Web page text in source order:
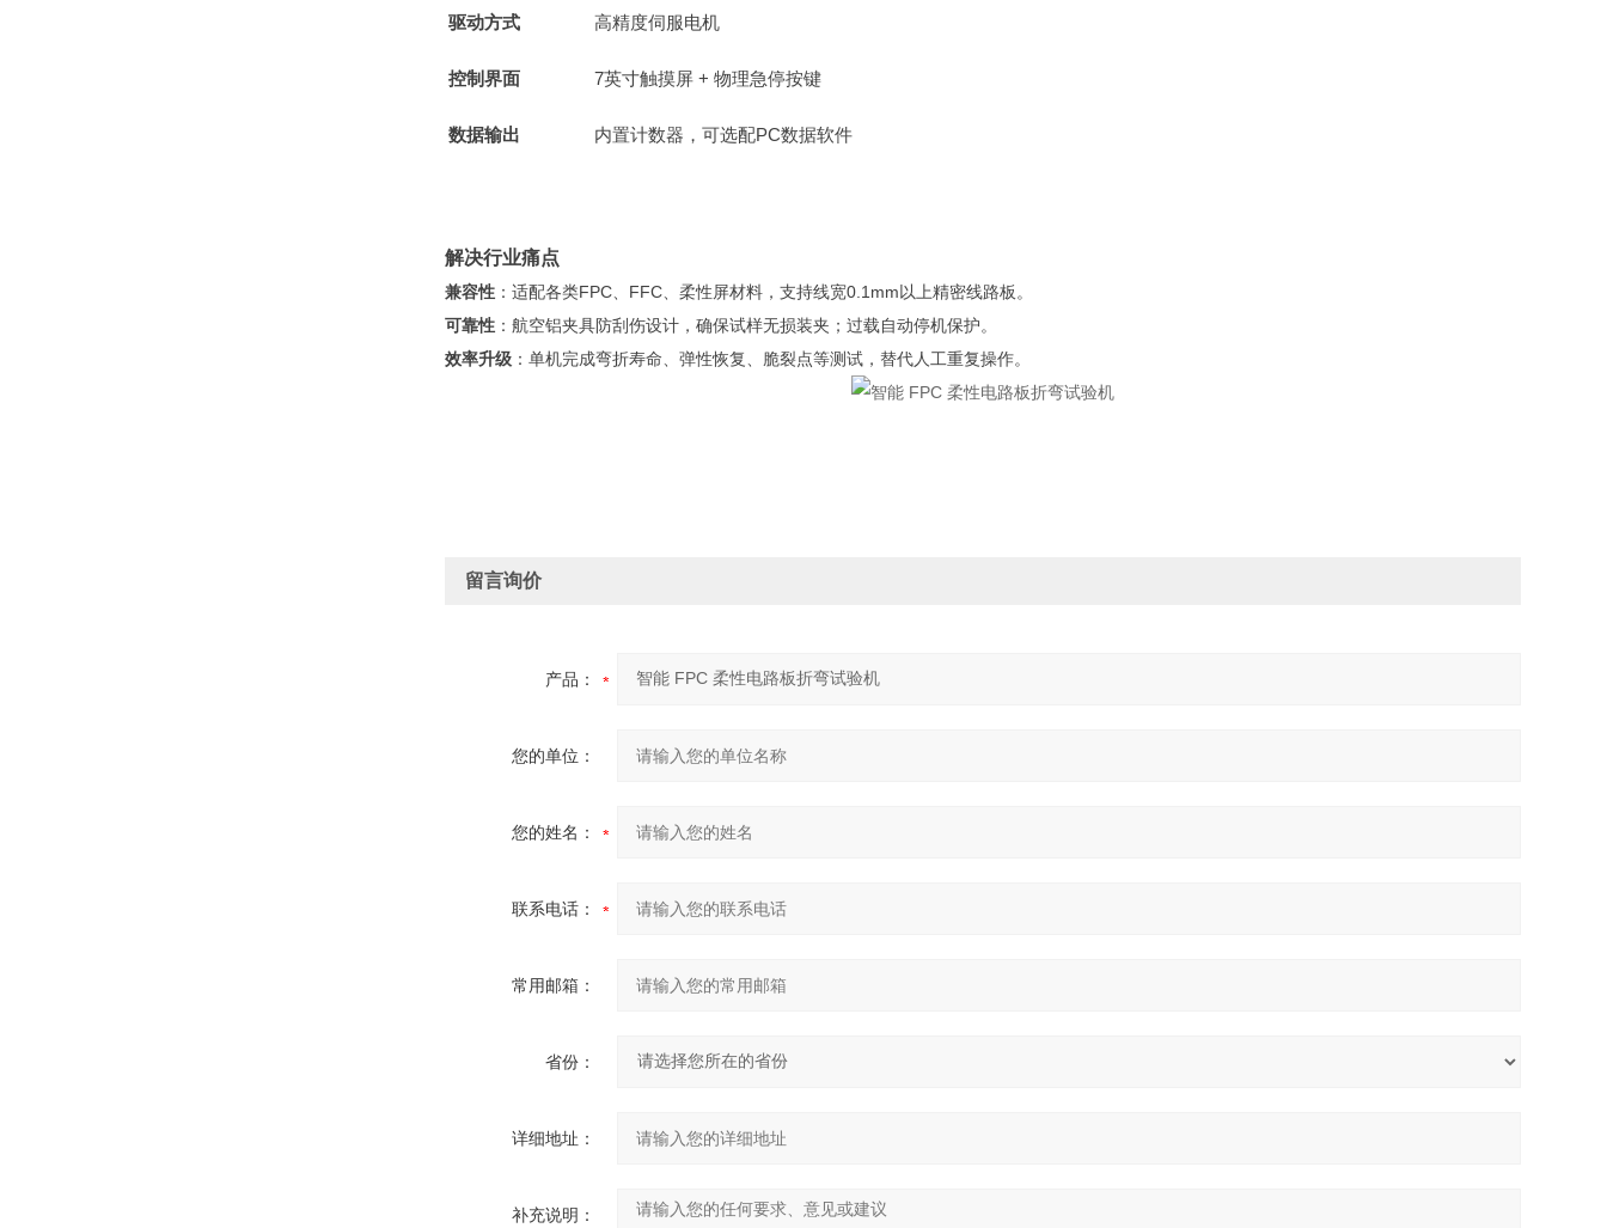
驱动方式 高精度伺服电机
控制界面 7英寸触摸屏 + 物理急停按键
数据输出 内置计数器，可选配PC数据软件
解决行业痛点
兼容性 ：适配各类FPC、FFC、柔性屏材料，支持线宽0.1mm以上精密线路板。
可靠性 ：航空铝夹具防刮伤设计，确保试样无损装夹；过载自动停机保护。
效率升级 ：单机完成弯折寿命、弹性恢复、脆裂点等测试，替代人工重复操作。
留言询价
产品：
您的单位：
您的姓名：
联系电话：
常用邮箱：
省份：
详细地址：
补充说明：